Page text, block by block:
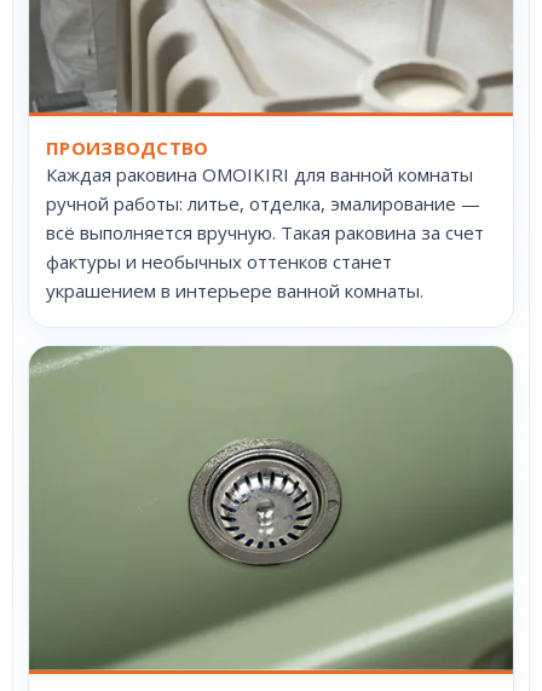
ПРОИЗВОДСТВО
Каждая раковина OMOIKIRI для ванной комнаты
ручной работы: литье, отделка, эмалирование —
всё выполняется вручную. Такая раковина за счет
фактуры и необычных оттенков станет
украшением в интерьере ванной комнаты.